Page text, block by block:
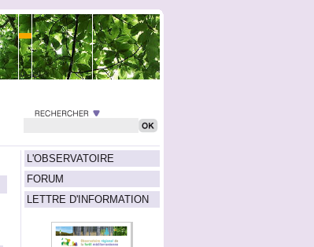
L'OBSERVATOIRE
FORUM
LETTRE D'INFORMATION